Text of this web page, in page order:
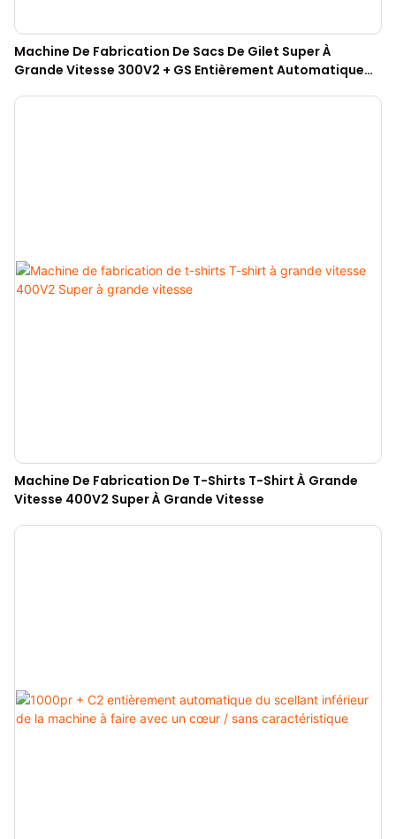
Machine De Fabrication De Sacs De Gilet Super À
Grande Vitesse 300V2 + GS Entièrement Automatique
Machine De Fabrication De T-Shirts T-Shirt À Grande
Vitesse 400V2 Super À Grande Vitesse